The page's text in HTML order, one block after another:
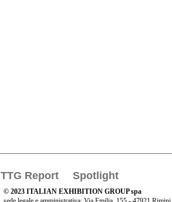
TTG Report Spotlight
© 2023 ITALIAN EXHIBITION GROUP spa